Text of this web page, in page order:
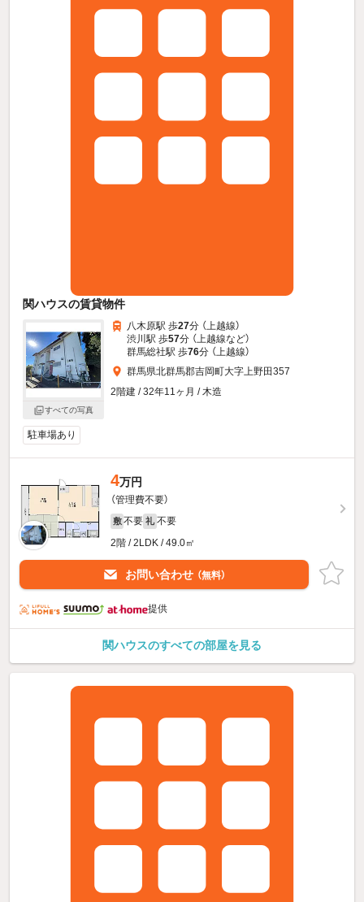
関ハウスの賃貸物件
すべての写真
八木原駅 歩27分 （上越線）
渋川駅 歩57分 （上越線など）
群馬総社駅 歩76分 （上越線）
群馬県北群馬郡吉岡町大字上野田357
2階建 / 32年11ヶ月 / 木造
駐車場あり
4万円
（管理費不要）
敷 不要 礼 不要
2階 / 2LDK / 49.0㎡
お問い合わせ （無料）
提供
関ハウスのすべての部屋を見る